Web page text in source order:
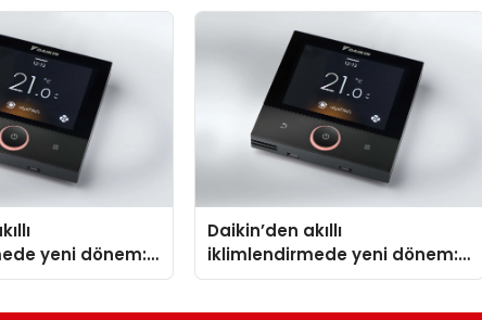
TSSA Düzenleyici Onaylarını
yeni dönem:
Türkiye’de
Daikin’den akıllı
iklimlendirmede yeni dönem:
Madoka Plus Türkiye’de